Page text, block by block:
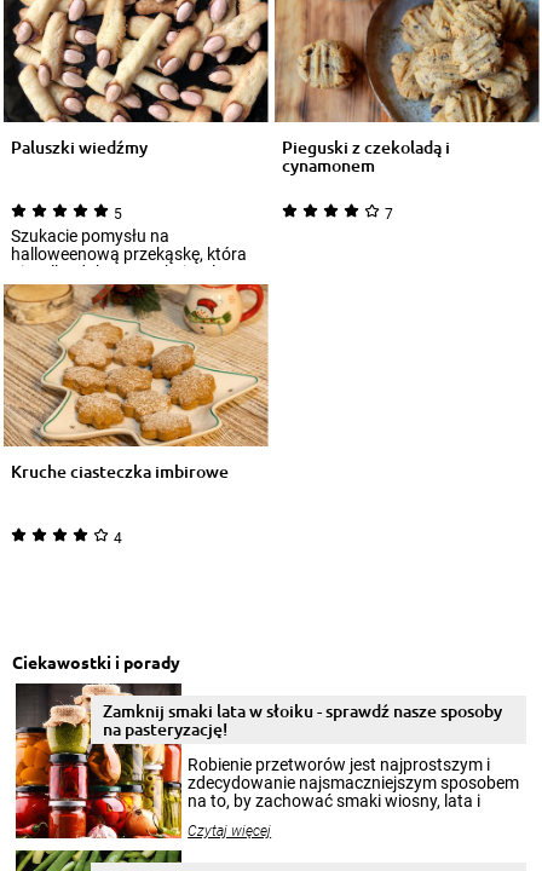
Paluszki wiedźmy
5
Szukacie pomysłu na
halloweenową przekąskę, która
nie tylko dobrze smakuje, ale
również znakomici...
Pieguski z czekoladą i
cynamonem
7
Kruche ciasteczka imbirowe
4
Ciekawostki i porady
Zamknij smaki lata w słoiku - sprawdź nasze sposoby
na pasteryzację!
Robienie przetworów jest najprostszym i
zdecydowanie najsmaczniejszym sposobem
na to, by zachować smaki wiosny, lata i
krajobrazów, by cieszyć nimi oko w sezonie
Czytaj więcej